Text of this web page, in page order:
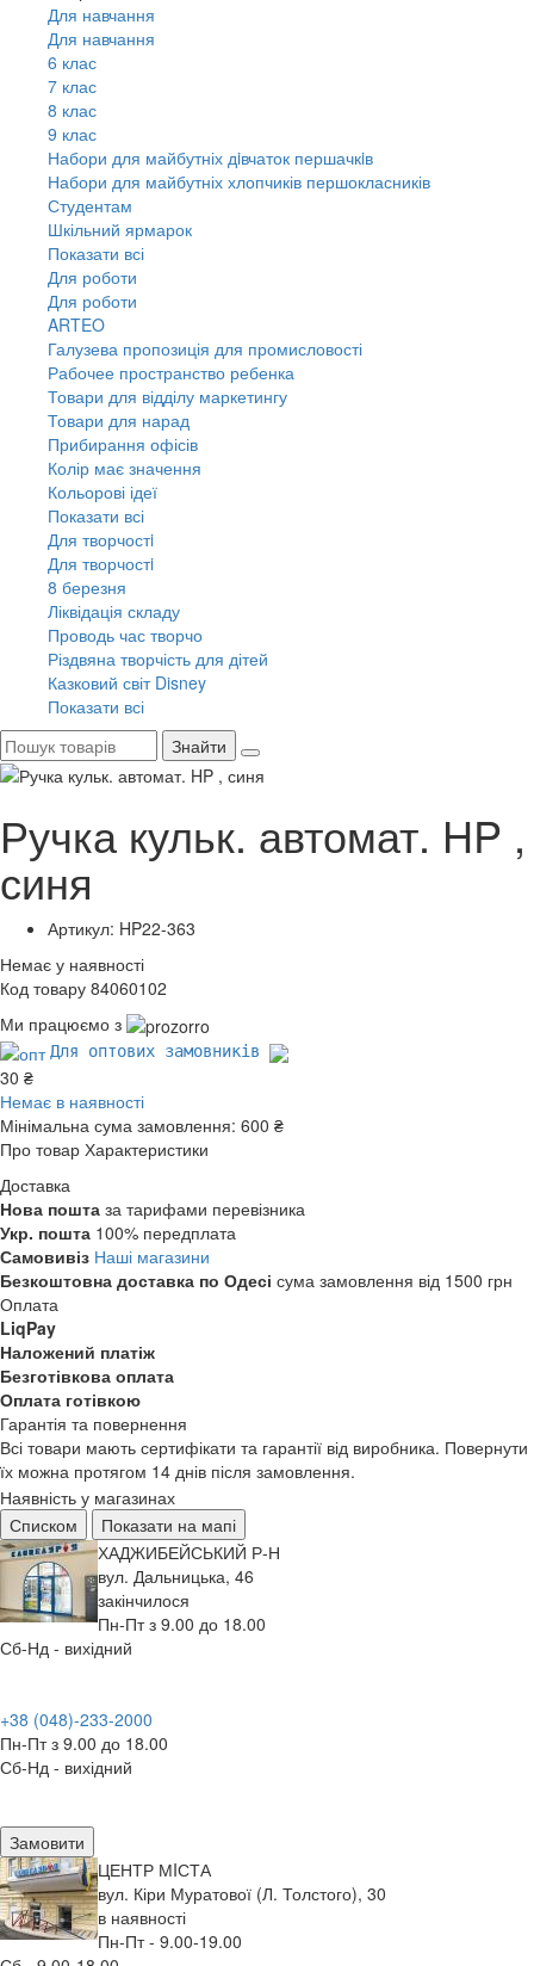
Для навчання
Для навчання
6 клас
7 клас
8 клас
9 клас
Набори для майбутніх дiвчаток першачкiв
Набори для майбутніх хлопчиків першокласників
Студентам
Шкільний ярмарок
Показати всі
Для роботи
Для роботи
ARTEO
Галузева пропозиція для промисловості
Рабочее пространство ребенка
Товари для відділу маркетингу
Товари для нарад
Прибирання офісів
Колір має значення
Кольорові ідеї
Показати всі
Для творчостi
Для творчостi
8 березня
Ліквідація складу
Проводь час творчо
Різдвяна творчість для дітей
Казковий світ Disney
Показати всі
Знайти
Ручка кульк. автомат. HP ,
синя
Артикул: HP22-363
Немає у наявності
Код товару 84060102
Ми працюємо з
Для оптових замовників
30 ₴
Немає в наявності
Мінімальна сума замовлення: 600 ₴
Про товар Характеристики
Доставка
Нова пошта за тарифами перевізника
Укр. пошта 100% передплата
Самовивіз Наші магазини
Безкоштовна доставка по Одесі сума замовлення від 1500 грн
Оплата
LiqPay
Наложений платіж
Безготівкова оплата
Оплата готівкою
Гарантія та повернення
Всі товари мають сертифікати та гарантії від виробника. Повернути
їх можна протягом 14 днів після замовлення.
Наявність у магазинах
Списком
Показати на мапі
ХАДЖИБЕЙСЬКИЙ Р-Н
вул. Дальницька, 46
закінчилося
Пн-Пт з 9.00 до 18.00
Сб-Нд - вихідний
+38 (048)-233-2000
Пн-Пт з 9.00 до 18.00
Сб-Нд - вихідний
Замовити
ЦЕНТР МIСТА
вул. Кіри Муратової (Л. Толстого), 30
в наявності
Пн-Пт - 9.00-19.00